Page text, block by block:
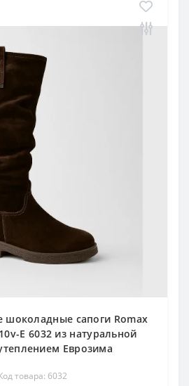
шоколадные сапоги Romax
E 6032 из натуральной
Еврозима
товара: 6032